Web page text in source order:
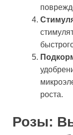
роста.
Розы: